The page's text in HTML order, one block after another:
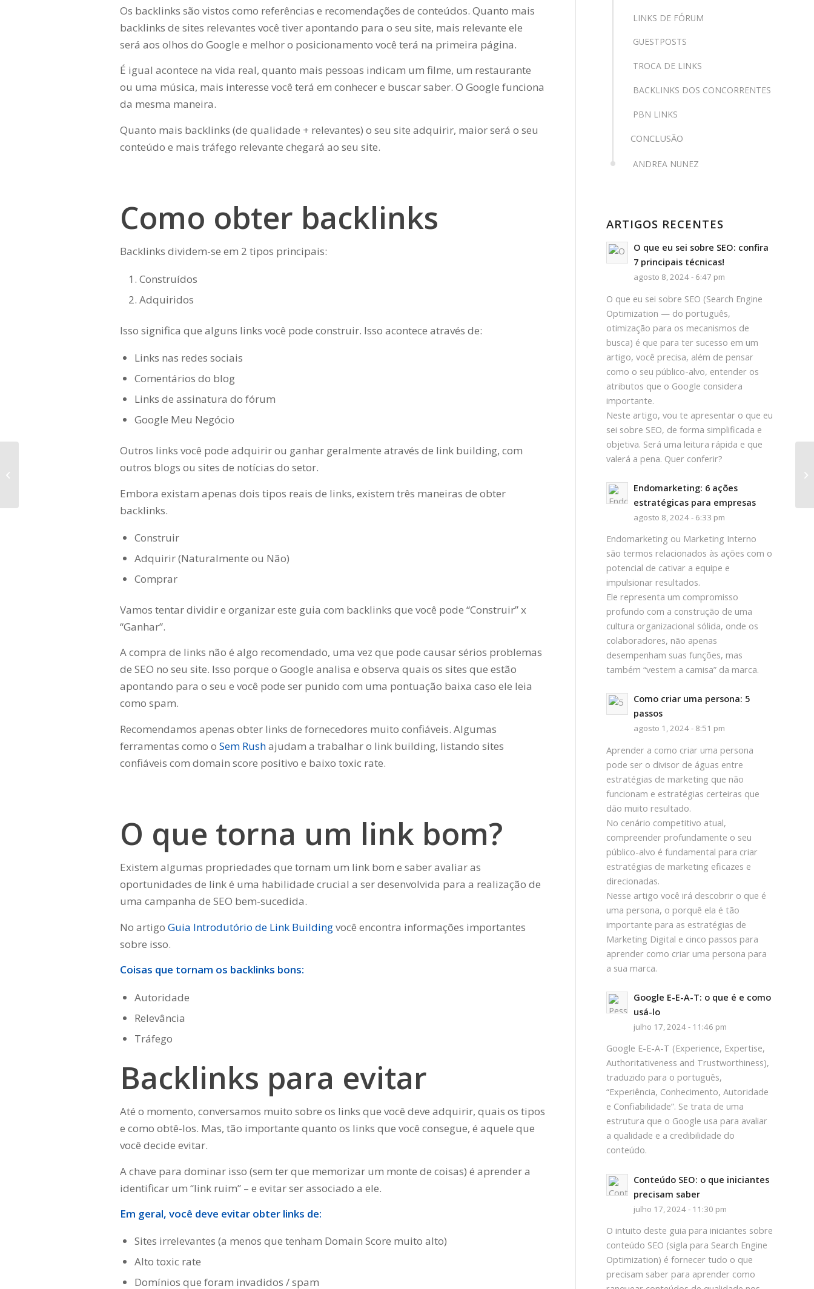
Os backlinks são vistos como referências e recomendações de conteúdos. Quanto mais
backlinks de sites relevantes você tiver apontando para o seu site, mais relevante ele
será aos olhos do Google e melhor o posicionamento você terá na primeira página.
É igual acontece na vida real, quanto mais pessoas indicam um filme, um restaurante
ou uma música, mais interesse você terá em conhecer e buscar saber. O Google funciona
da mesma maneira.
Quanto mais backlinks (de qualidade + relevantes) o seu site adquirir, maior será o seu
conteúdo e mais tráfego relevante chegará ao seu site.
Como obter backlinks
Backlinks dividem-se em 2 tipos principais:
Construídos
Adquiridos
Isso significa que alguns links você pode construir. Isso acontece através de:
Links nas redes sociais
Comentários do blog
Links de assinatura do fórum
Google Meu Negócio
Outros links você pode adquirir ou ganhar geralmente através de link building, com
outros blogs ou sites de notícias do setor.
Embora existam apenas dois tipos reais de links, existem três maneiras de obter
backlinks.
Construir
Adquirir (Naturalmente ou Não)
Comprar
Vamos tentar dividir e organizar este guia com backlinks que você pode “Construir” x
“Ganhar”.
A compra de links não é algo recomendado, uma vez que pode causar sérios problemas
de SEO no seu site. Isso porque o Google analisa e observa quais os sites que estão
apontando para o seu e você pode ser punido com uma pontuação baixa caso ele leia
como spam.
Recomendamos apenas obter links de fornecedores muito confiáveis. Algumas
ferramentas como o Sem Rushajudam a trabalhar o link building, listando sites
confiáveis com domain score positivo e baixo toxic rate.
O que torna um link bom?
Existem algumas propriedades que tornam um link bom e saber avaliar as
oportunidades de link é uma habilidade crucial a ser desenvolvida para a realização de
uma campanha de SEO bem-sucedida.
No artigo Guia Introdutório de Link Buildingvocê encontra informações importantes
sobre isso.
Coisas que tornam os backlinks bons:
Autoridade
Relevância
Tráfego
Backlinks para evitar
Até o momento, conversamos muito sobre os links que você deve adquirir, quais os tipos
e como obtê-los. Mas, tão importante quanto os links que você consegue, é aquele que
você decide evitar.
A chave para dominar isso (sem ter que memorizar um monte de coisas) é aprender a
identificar um “link ruim” – e evitar ser associado a ele.
Em geral, você deve evitar obter links de:
Sites irrelevantes (a menos que tenham Domain Score muito alto)
Alto toxic rate
Domínios que foram invadidos / spam
LINKS DE FÓRUM
GUESTPOSTS
TROCA DE LINKS
BACKLINKS DOS CONCORRENTES
PBN LINKS
CONCLUSÃO
ANDREA NUNEZ
ARTIGOS RECENTES
O que eu sei sobre SEO: confira
7 principais técnicas!
agosto 8, 2024 - 6:47 pm
O que eu sei sobre SEO (Search Engine
Optimization — do português,
otimização para os mecanismos de
busca) é que para ter sucesso em um
artigo, você precisa, além de pensar
como o seu público-alvo, entender os
atributos que o Google considera
importante.
Neste artigo, vou te apresentar o que eu
sei sobre SEO, de forma simplificada e
objetiva. Será uma leitura rápida e que
valerá a pena. Quer conferir?
Endomarketing: 6 ações
estratégicas para empresas
agosto 8, 2024 - 6:33 pm
Endomarketing ou Marketing Interno
são termos relacionados às ações com o
potencial de cativar a equipe e
impulsionar resultados.
Ele representa um compromisso
profundo com a construção de uma
cultura organizacional sólida, onde os
colaboradores, não apenas
desempenham suas funções, mas
também “vestem a camisa” da marca.
Como criar uma persona: 5
passos
agosto 1, 2024 - 8:51 pm
Aprender a como criar uma persona
pode ser o divisor de águas entre
estratégias de marketing que não
funcionam e estratégias certeiras que
dão muito resultado.
No cenário competitivo atual,
compreender profundamente o seu
público-alvo é fundamental para criar
estratégias de marketing eficazes e
direcionadas.
Nesse artigo você irá descobrir o que é
uma persona, o porquê ela é tão
importante para as estratégias de
Marketing Digital e cinco passos para
aprender como criar uma persona para
a sua marca.
Google E-E-A-T: o que é e como
usá-lo
julho 17, 2024 - 11:46 pm
Google E-E-A-T (Experience, Expertise,
Authoritativeness and Trustworthiness),
traduzido para o português,
“Experiência, Conhecimento, Autoridade
e Confiabilidade”. Se trata de uma
estrutura que o Google usa para avaliar
a qualidade e a credibilidade do
conteúdo.
Conteúdo SEO: o que iniciantes
precisam saber
julho 17, 2024 - 11:30 pm
O intuito deste guia para iniciantes sobre
conteúdo SEO (sigla para Search Engine
Optimization) é fornecer tudo o que
precisam saber para aprender como